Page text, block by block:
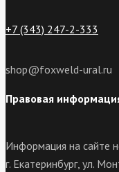
+7 (343) 247-2-333
shop@foxweld-ural.ru
Правовая
Информация на сайте
г. Екатеринбург, ул.